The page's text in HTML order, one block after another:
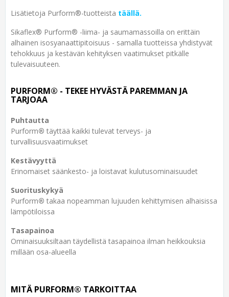
Lisätietoja Purform®-tuotteista täällä.
Sikaflex® Purform® -liima- ja saumamassoilla on erittäin
alhainen isosyanaattipitoisuus - samalla tuotteissa yhdistyvät
tehokkuus ja kestävän kehityksen vaatimukset pitkälle
tulevaisuuteen.
PURFORM® - TEKEE HYVÄSTÄ PAREMMAN JA
TARJOAA
Puhtautta
Purform® täyttää kaikki tulevat terveys- ja
turvallisuusvaatimukset
Kestävyyttä
Erinomaiset säänkesto- ja loistavat kulutusominaisuudet
Suorituskykyä
Purform® takaa nopeamman lujuuden kehittymisen alhaisissa
lämpötiloissa
Tasapainoa
Ominaisuuksiltaan täydellistä tasapainoa ilman heikkouksia
millään osa-alueella
MITÄ PURFORM® TARKOITTAA